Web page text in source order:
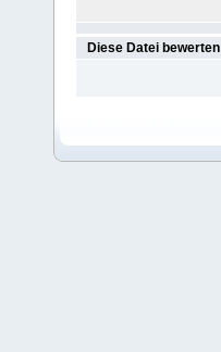
Diese Datei bewerten